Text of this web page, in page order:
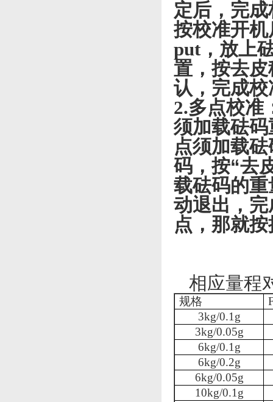
定后，完
按校准开
put，放上
置，按去
认，完成
2.多点校准
须加载砝
点须加载
码，按“去
载砝码的
动退出，
点，那就
相应量程
规格
3kg/0.1g
3kg/0.05g
6kg/0.1g
6kg/0.2g
6kg/0.05g
10kg/0.1g